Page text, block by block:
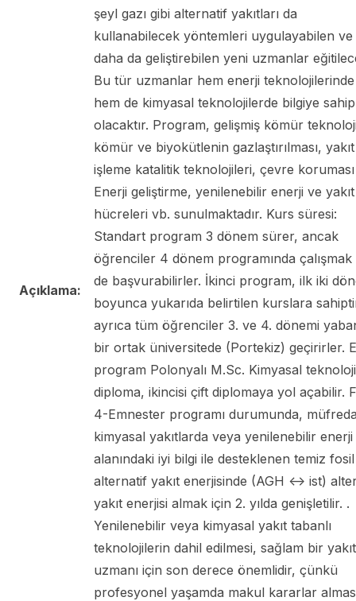
Açıklama:
şeyl gazı gibi alternatif yakıtları da
kullanabilecek yöntemleri uygulayabilen ve
daha da geliştirebilen yeni uzmanlar
Bu tür uzmanlar hem enerji teknolojilerinde
hem de kimyasal teknolojilerde bilgiye sahip
olacaktır. Program, gelişmiş kömür
kömür ve biyokütlenin gazlaştırılması, yakıt
işleme katalitik teknolojileri, çevre
Enerji geliştirme, yenilenebilir enerji ve yakıt
hücreleri vb. sunulmaktadır. Kurs süresi:
Standart program 3 dönem sürer, ancak
öğrenciler 4 dönem programında çalışmak
de başvurabilirler. İkinci program, ilk iki
boyunca yukarıda belirtilen kurslara
ayrıca tüm öğrenciler 3. ve 4. dönemi
bir ortak üniversitede (Portekiz) geçirirler.
program Polonyalı M.Sc. Kimyasal
diploma, ikincisi çift diplomaya yol açabilir.
4-Emnester programı durumunda,
kimyasal yakıtlarda veya yenilenebilir enerji
alanındaki iyi bilgi ile desteklenen temiz
alternatif yakıt enerjisinde (AGH <-> ist)
yakıt enerjisi almak için 2. yılda genişletilir. .
Yenilenebilir veya kimyasal yakıt tabanlı
teknolojilerin dahil edilmesi, sağlam bir yakıt
uzmanı için son derece önemlidir, çünkü
profesyonel yaşamda makul kararlar